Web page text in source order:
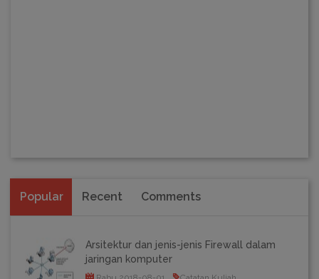
Popular Recent Comments
Arsitektur dan jenis-jenis Firewall dalam
jaringan komputer